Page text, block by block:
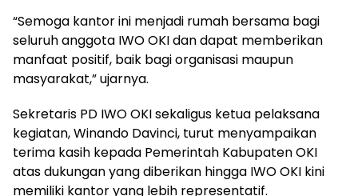
“Semoga kantor ini menjadi rumah bersama bagi
seluruh anggota IWO OKI dan dapat memberikan
manfaat positif, baik bagi organisasi maupun
masyarakat,” ujarnya.
Sekretaris PD IWO OKI sekaligus ketua pelaksana
kegiatan, Winando Davinci, turut menyampaikan
terima kasih kepada Pemerintah Kabupaten OKI
atas dukungan yang diberikan hingga IWO OKI kini
memiliki kantor yang lebih representatif.